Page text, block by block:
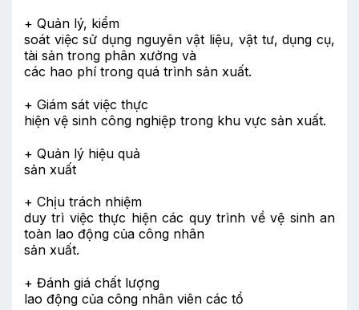
+ Quản lý, kiểm
soát việc sử dụng nguyên vật liệu, vật tư, dụng cụ,
tài sản trong phân xưởng và
các hao phí trong quá trình sản xuất.
+ Giám sát việc thực
hiện vệ sinh công nghiệp trong khu vực sản xuất.
+ Quản lý hiệu quả
sản xuất
+ Chịu trách nhiệm
duy trì việc thực hiện các quy trình về vệ sinh an
toàn lao động của công nhân
sản xuất.
+ Đánh giá chất lượng
lao động của công nhân viên các tổ